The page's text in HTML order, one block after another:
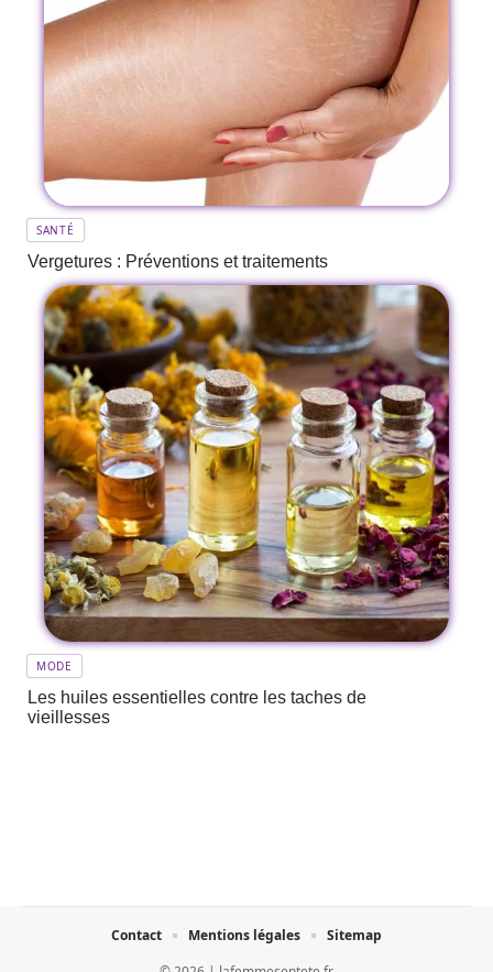
SANTÉ
Vergetures : Préventions et traitements
MODE
Les huiles essentielles contre les taches de
vieillesses
Contact Mentions légales Sitemap